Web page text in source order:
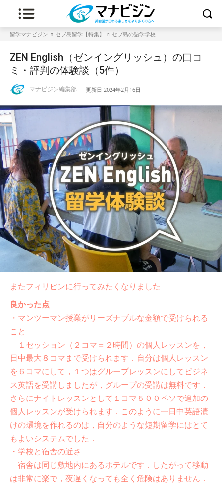
留学マナビジン セブ島留学【特集】 セブ島の語学学校
ZEN English（ゼンイングリッシュ）の口コ
ミ・評判の体験談（5件）
マナビジン編集部 更新日 2024年2月16日
またフィリピンに行ってみたくなりました
良かった点
・マンツーマン授業がリーズナブルな金額で受けられる
こと
１セッション（２コマ＝２時間）の個人レッスンを，
日中最大８コマまで受けられます．自分は個人レッスン
を６コマにして，１つはグループレッスンにしてビジネ
ス英語を受講しましたが，グループの受講は無料です．
さらにナイトレッスンとして１コマ５００ペソで追加の
個人レッスンが受けられます．このように一日中英語漬
けの環境を作れるのは，自分のような短期留学にはとて
もよいシステムでした．
・学校と宿舎の近さ
宿舎は同じ敷地内にあるホテルです．したがって移動
は非常に楽で，夜遅くなっても全く危険はありません．